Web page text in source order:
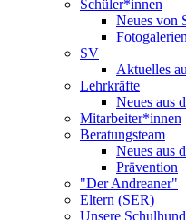
Schüler*innen
Neues von
SV
Aktuelles
Lehrkräfte
Neues aus
Mitarbeiter*innen
Beratungsteam
Neues aus
Prävention
"Der Andreaner"
Eltern (SER)
Unsere